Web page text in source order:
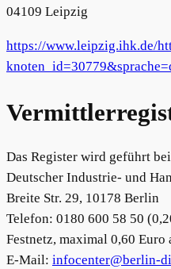
04109 Leipzig
https://www.leipzig.ihk.de/
Das Register wird geführt
Deutscher Industrie- und
Breite Str. 29, 10178 Berlin
Telefon: 0180 600 58 50
Festnetz, maximal 0,60
E-Mail: infocenter@berlin-